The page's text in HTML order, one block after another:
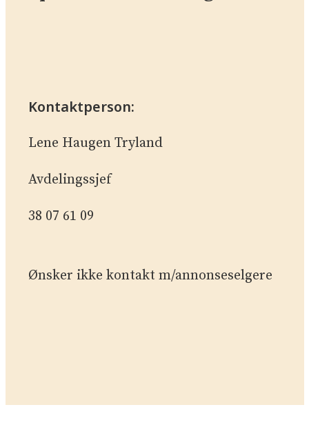
Kontaktperson:
Lene Haugen Tryland
Avdelingssjef
38 07 61 09­
Ønsker ikke kontakt m/annonseselgere